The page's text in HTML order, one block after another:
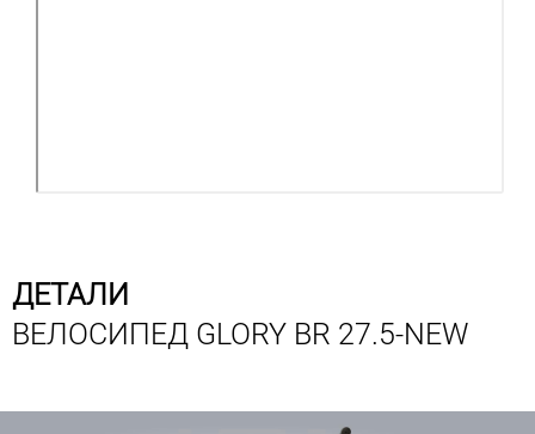
ДЕТАЛИ
ВЕЛОСИПЕД GLORY BR 27.5-NEW